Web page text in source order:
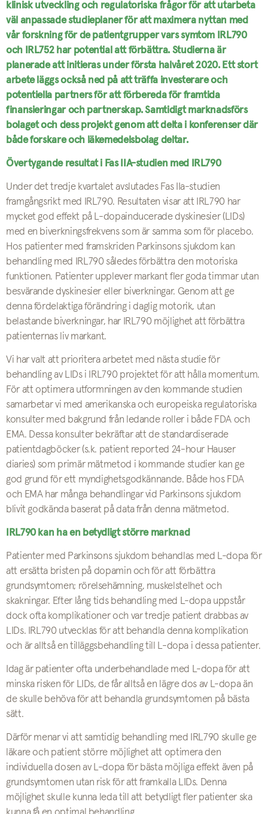
klinisk utveckling och regulatoriska frågor för att utarbeta
väl anpassade studieplaner för att maximera nyttan med
vår forskning för de patientgrupper vars symtom IRL790
och IRL752 har potential att förbättra. Studierna är
planerade att initieras under första halvåret 2020. Ett stort
arbete läggs också ned på att träffa investerare och
potentiella partners för att förbereda för framtida
finansieringar och partnerskap. Samtidigt marknadsförs
bolaget och dess projekt genom att delta i konferenser där
både forskare och läkemedelsbolag deltar.
Övertygande resultat i Fas IIA-studien med IRL790
Under det tredje kvartalet avslutades Fas IIa-studien
framgångsrikt med IRL790. Resultaten visar att IRL790 har
mycket god effekt på L-dopainducerade dyskinesier (LIDs)
med en biverkningsfrekvens som är samma som för placebo.
Hos patienter med framskriden Parkinsons sjukdom kan
behandling med IRL790 således förbättra den motoriska
funktionen. Patienter upplever markant fler goda timmar utan
besvärande dyskinesier eller biverkningar. Genom att ge
denna fördelaktiga förändring i daglig motorik, utan
belastande biverkningar, har IRL790 möjlighet att förbättra
patienternas liv markant.
Vi har valt att prioritera arbetet med nästa studie för
behandling av LIDs i IRL790 projektet för att hålla momentum.
För att optimera utformningen av den kommande studien
samarbetar vi med amerikanska och europeiska regulatoriska
konsulter med bakgrund från ledande roller i både FDA och
EMA. Dessa konsulter bekräftar att de standardiserade
patientdagböcker (s.k. patient reported 24-hour Hauser
diaries) som primär mätmetod i kommande studier kan ge
god grund för ett myndighetsgodkännande. Både hos FDA
och EMA har många behandlingar vid Parkinsons sjukdom
blivit godkända baserat på data från denna mätmetod.
IRL790 kan ha en betydligt större marknad
Patienter med Parkinsons sjukdom behandlas med L-dopa för
att ersätta bristen på dopamin och för att förbättra
grundsymtomen; rörelsehämning, muskelstelhet och
skakningar. Efter lång tids behandling med L-dopa uppstår
dock ofta komplikationer och var tredje patient drabbas av
LIDs. IRL790 utvecklas för att behandla denna komplikation
och är alltså en tilläggsbehandling till L-dopa i dessa patienter.
Idag är patienter ofta underbehandlade med L-dopa för att
minska risken för LIDs, de får alltså en lägre dos av L-dopa än
de skulle behöva för att behandla grundsymtomen på bästa
sätt.
Därför menar vi att samtidig behandling med IRL790 skulle ge
läkare och patient större möjlighet att optimera den
individuella dosen av L-dopa för bästa möjliga effekt även på
grundsymtomen utan risk för att framkalla LIDs. Denna
möjlighet skulle kunna leda till att betydligt fler patienter ska